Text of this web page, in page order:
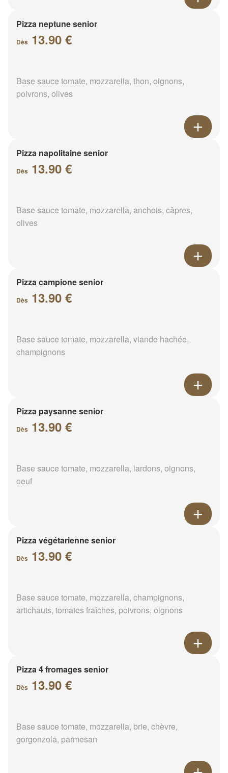
Pizza neptune senior
Dès 13.90 €
Base sauce tomate, mozzarella, thon, oignons,
poivrons, olives
Pizza napolitaine senior
Dès 13.90 €
Base sauce tomate, mozzarella, anchois, câpres,
olives
Pizza campione senior
Dès 13.90 €
Base sauce tomate, mozzarella, viande hachée,
champignons
Pizza paysanne senior
Dès 13.90 €
Base sauce tomate, mozzarella, lardons, oignons,
oeuf
Pizza végétarienne senior
Dès 13.90 €
Base sauce tomate, mozzarella, champignons,
artichauts, tomates fraîches, poivrons, oignons
Pizza 4 fromages senior
Dès 13.90 €
Base sauce tomate, mozzarella, brie, chèvre,
gorgonzola, parmesan